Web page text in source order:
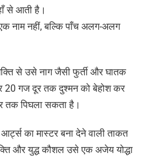
से आती है।
नाम नहीं, बल्कि पाँच अलग-अलग
से उसे नाग जैसी फुर्ती और घातक
20 गज दूर तक दुश्मन को बेहोश कर
पिघला सकता है।
का मास्टर बना देने वाली ताकत
और युद्ध कौशल उसे एक अजेय योद्धा